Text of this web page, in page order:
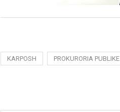
KARPOSH PROKURORIA